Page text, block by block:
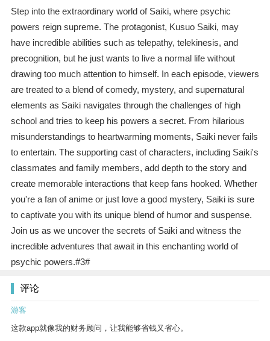
Step into the extraordinary world of Saiki, where psychic
powers reign supreme. The protagonist, Kusuo Saiki, may
have incredible abilities such as telepathy, telekinesis, and
precognition, but he just wants to live a normal life without
drawing too much attention to himself. In each episode, viewers
are treated to a blend of comedy, mystery, and supernatural
elements as Saiki navigates through the challenges of high
school and tries to keep his powers a secret. From hilarious
misunderstandings to heartwarming moments, Saiki never fails
to entertain. The supporting cast of characters, including Saiki's
classmates and family members, add depth to the story and
create memorable interactions that keep fans hooked. Whether
you're a fan of anime or just love a good mystery, Saiki is sure
to captivate you with its unique blend of humor and suspense.
Join us as we uncover the secrets of Saiki and witness the
incredible adventures that await in this enchanting world of
psychic powers.#3#
评论
游客
这款app就像我的财务顾问，让我能够省钱又省心。